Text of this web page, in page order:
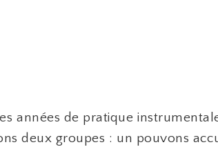
années de pratique
deux groupes : un pouvons